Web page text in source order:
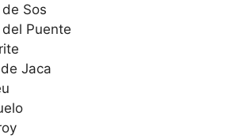
Sos
Puente
Jaca